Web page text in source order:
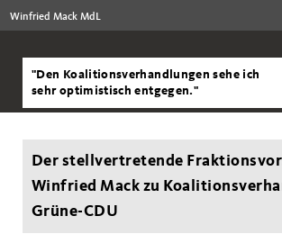
Winfried Mack MdL
"Den Koalitionsverhandlungen sehe ich
sehr optimistisch entgegen."
Der stellvertretende
Winfried Mack zu
Grüne-CDU